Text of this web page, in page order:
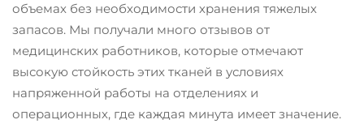
объемах без необходимости хранения тяжелых
запасов. Мы получали много отзывов от
медицинских работников, которые отмечают
высокую стойкость этих тканей в условиях
напряженной работы на отделениях и
операционных, где каждая минута имеет значение.